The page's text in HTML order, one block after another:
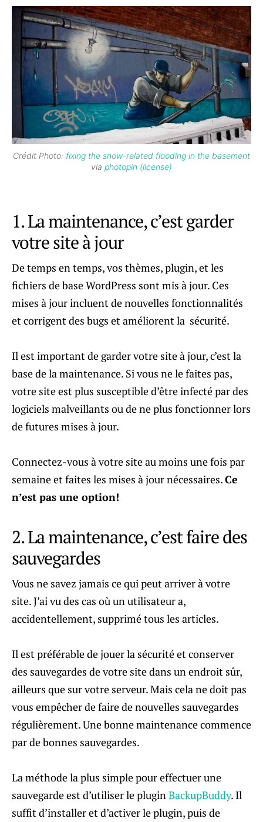
Crédit Photo: fixing the snow-related flooding in the basement
via photopin (license)
1. La maintenance, c’est garder
votre site à jour
De temps en temps, vos thèmes, plugin, et les
fichiers de base WordPress sont mis à jour. Ces
mises à jour incluent de nouvelles fonctionnalités
et corrigent des bugs et améliorent la sécurité.
Il est important de garder votre site à jour, c’est la
base de la maintenance. Si vous ne le faites pas,
votre site est plus susceptible d’être infecté par des
logiciels malveillants ou de ne plus fonctionner lors
de futures mises à jour.
Connectez-vous à votre site au moins une fois par
semaine et faites les mises à jour nécessaires.Ce
n’est pas une option!
2. La maintenance, c’est faire des
sauvegardes
Vous ne savez jamais ce qui peut arriver à votre
site. J’ai vu des cas où un utilisateur a,
accidentellement, supprimé tous les articles.
Il est préférable de jouer la sécurité et conserver
des sauvegardes de votre site dans un endroit sûr,
ailleurs que sur votre serveur. Mais cela ne doit pas
vous empêcher de faire de nouvelles sauvegardes
régulièrement. Une bonne maintenance commence
par de bonnes sauvegardes.
La méthode la plus simple pour effectuer une
sauvegarde est d’utiliser le pluginBackupBuddy. Il
suffit d’installer et d’activer le plugin, puis de